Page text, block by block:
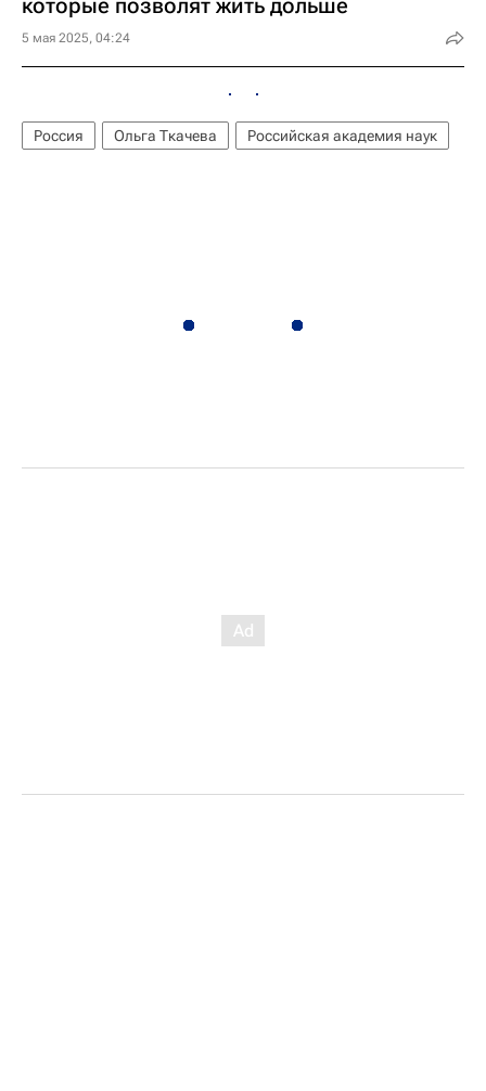
которые позволят жить дольше
5 мая 2025, 04:24
Россия Ольга Ткачева Российская академия наук